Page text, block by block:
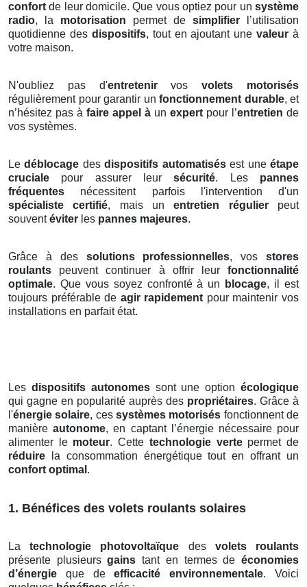
confort de leur domicile. Que vous optiez pour un système
radio, la motorisation permet de simplifier l’utilisation
quotidienne des dispositifs, tout en ajoutant unevaleur à
votre maison.
N'oubliez pas d'entretenirvosvolets motorisés
régulièrement pour garantir un fonctionnement durable, et
n’hésitez pas à faire appel à un expert pour l’entretien de
vos systèmes.
Ledéblocage desdispositifs automatisésest uneétape
cruciale pour assurer leursécurité. Les pannes
fréquentes nécessitent parfois l'intervention d'un
spécialiste certifié, mais unentretien régulierpeut
souventéviter les pannes majeures.
Grâce à des solutions professionnelles, vosstores
roulants peuvent continuer à offrir leur fonctionnalité
optimale. Que vous soyez confronté à un blocage, il est
toujours préférable de agir rapidement pour maintenir vos
installations en parfait état.
Les dispositifs autonomessont une optionécologique
qui gagne en popularité auprès des propriétaires. Grâce à
l'énergie solaire, cessystèmes motorisés fonctionnent de
manièreautonome, en captant l’énergie nécessaire pour
alimenter le moteur. Cette technologie vertepermet de
réduire la consommation énergétique tout en offrant un
confort optimal .
1. Bénéfices des volets roulants solaires
Latechnologie photovoltaïque des volets roulants
présente plusieursgains tant en termes deéconomies
d’énergie que deefficacité environnementale. Voici